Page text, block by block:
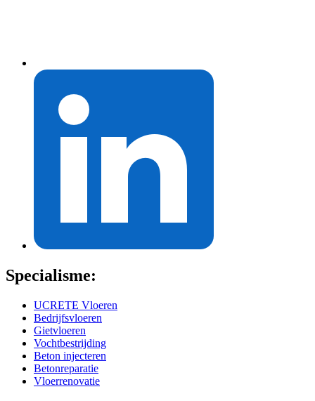
Specialisme:
UCRETE Vloeren
Bedrijfsvloeren
Gietvloeren
Vochtbestrijding
Beton injecteren
Betonreparatie
Vloerrenovatie